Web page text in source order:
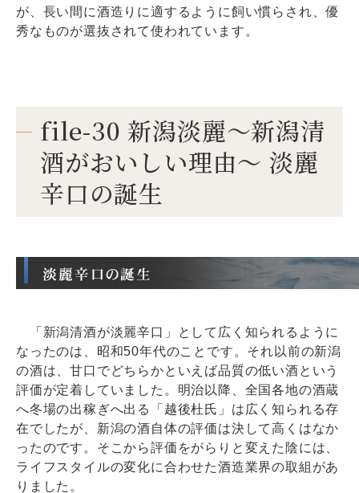
が、長い間に酒造りに適するように飼い慣らされ、優
秀なものが選抜されて使われています。
file-30 新潟淡麗～新潟清
酒がおいしい理由～ 淡麗
辛口の誕生
「新潟清酒が淡麗辛口」として広く知られるように
なったのは、昭和50年代のことです。それ以前の新潟
の酒は、甘口でどちらかといえば品質の低い酒という
評価が定着していました。明治以降、全国各地の酒蔵
へ冬場の出稼ぎへ出る「越後杜氏」は広く知られる存
在でしたが、新潟の酒自体の評価は決して高くはなか
ったのです。そこから評価をがらりと変えた陰には、
ライフスタイルの変化に合わせた酒造業界の取組があ
りました。